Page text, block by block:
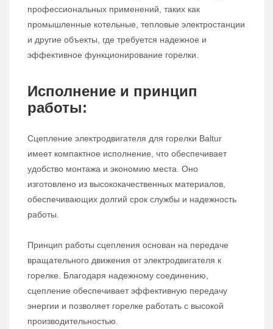
профессиональных применений, таких как
промышленные котельные, тепловые электростанции
и другие объекты, где требуется надежное и
эффективное функционирование горелки.
Исполнение и принцип
работы:
Сцепление электродвигателя для горелки Baltur
имеет компактное исполнение, что обеспечивает
удобство монтажа и экономию места. Оно
изготовлено из высококачественных материалов,
обеспечивающих долгий срок службы и надежность
работы.
Принцип работы сцепления основан на передаче
вращательного движения от электродвигателя к
горелке. Благодаря надежному соединению,
сцепление обеспечивает эффективную передачу
энергии и позволяет горелке работать с высокой
производительностью.